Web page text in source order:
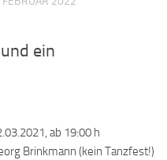
ein
ab 19:00 h
Brinkmann (kein Tanzfest!)